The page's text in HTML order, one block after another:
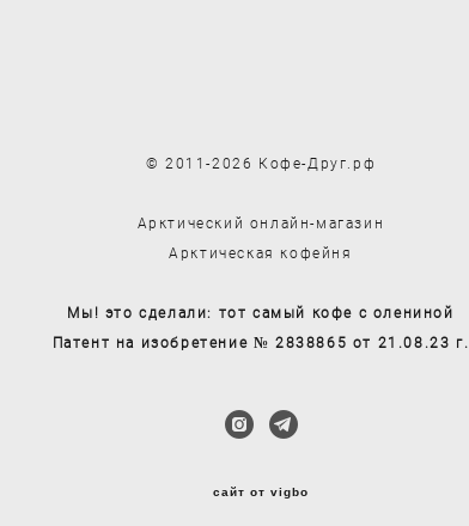
© 2011-2026 Кофе-Друг.рф
Арктический онлайн-магазин
Арктическая кофейня
Мы! это сделали: тот самый кофе с олениной
Патент на изобретение № 2838865 от 21.08.23 г.
сайт от vigbo